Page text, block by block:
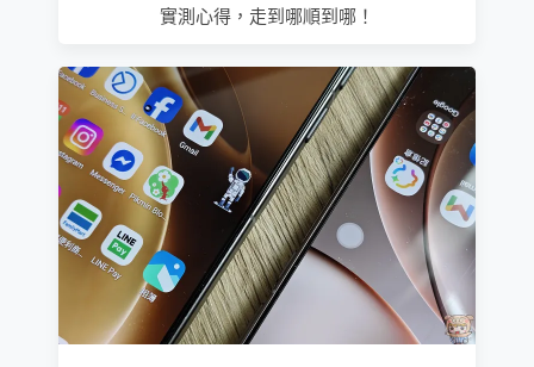
實測心得，走到哪順到哪！